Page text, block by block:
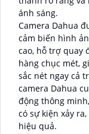
ánh sáng.
Camera Dahua
cảm biến hình
cao, hỗ trợ quay
hàng chục mét,
sắc nét ngay cả
camera Dahua
động thông
có sự kiện xảy
hiệu quả.